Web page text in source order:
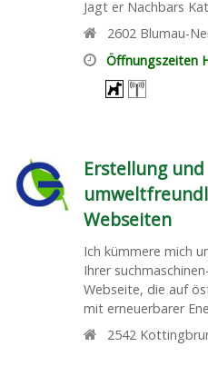
Jagt er Nachbars
2602 Blumau-
Öffnungszeiten
Erstellung
Webseiten
Ich kümmere mich
Ihrer
Webseite, die auf
mit erneuerbarer
2542